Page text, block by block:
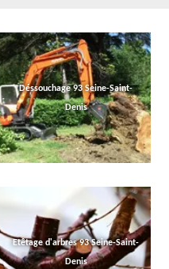
Déssouchage 93 Seine-Saint-
Denis
Etêtage d'arbres 93 Seine-Saint-
Denis